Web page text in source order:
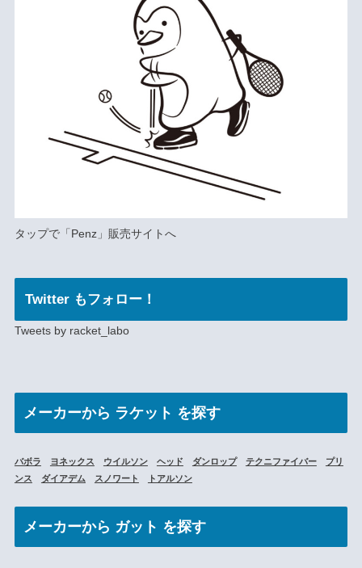
タップで「Penz」 販売サイトへ
Twitter もフォロー！
Tweets by racket_labo
メーカーから ラケット を探す
バボラ ヨネックス ウイルソン ヘッド ダンロップ テクニファイバー
プリ
ンス
ダイアデム スノワート トアルソン
メーカーから ガット を探す